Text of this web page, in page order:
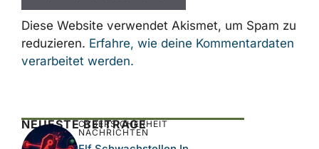
Kommentar speichern.
Kommentardaten verarbeitet werden.